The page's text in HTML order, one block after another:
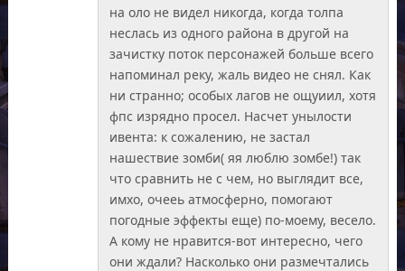
на оло не видел никогда, когда толпа
неслась из одного района в другой на
зачистку поток персонажей больше всего
напоминал реку, жаль видео не снял. Как
ни странно; особых лагов не ощуиил, хотя
фпс изрядно просел. Насчет унылости
ивента: к сожалению, не застал
нашествие зомби( яя люблю зомбе!) так
что сравнить не с чем, но выглядит все,
имхо, очееь атмосферно, помогают
погодные эффекты еще) по-моему, весело.
А кому не нравится-вот интересно, чего
они ждали? Насколько они размечтались